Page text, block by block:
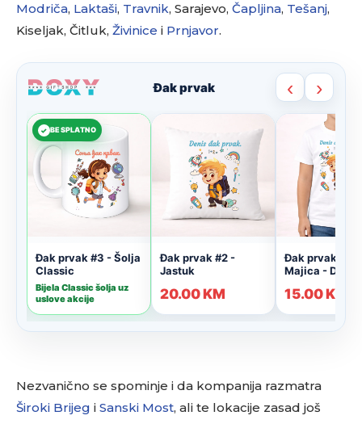
Modriča, Laktaši, Travnik, Sarajevo, Čapljina, Tešanj,
Kiseljak, Čitluk, Živinice i Prnjavor.
Nezvanično se spominje i da kompanija razmatra
Široki Brijeg i Sanski Most, ali te lokacije zasad još